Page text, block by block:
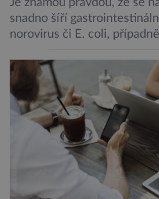
snadno šíří
norovirus či E. coli,
Ovšem slyšet o prvním
výletní lodi bylo
Zdá se, že nebezpečí bylo
Máme se bát nové